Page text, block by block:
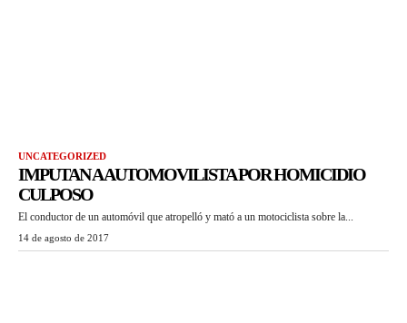
UNCATEGORIZED
IMPUTAN A AUTOMOVILISTA POR HOMICIDIO
CULPOSO
El conductor de un automóvil que atropelló y mató a un motociclista sobre la...
14 de agosto de 2017